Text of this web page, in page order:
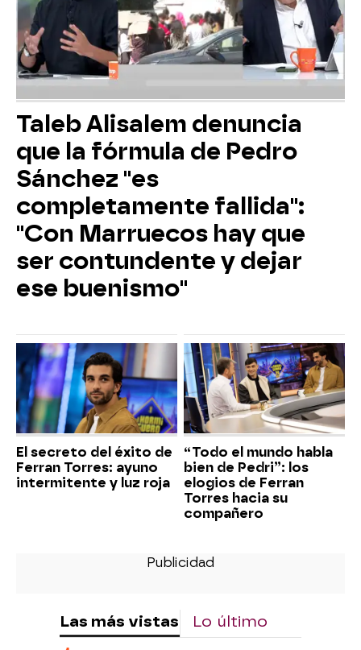
Taleb Alisalem denuncia
que la fórmula de Pedro
Sánchez "es
completamente fallida":
"Con Marruecos hay que
ser contundente y dejar
ese buenismo"
El secreto del éxito de
Ferran Torres: ayuno
intermitente y luz roja
“Todo el mundo habla
bien de Pedri”: los
elogios de Ferran
Torres hacia su
compañero
Las más vistas Lo último